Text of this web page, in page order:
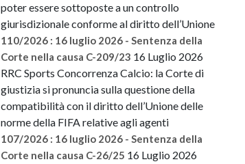
poter essere sottoposte a un controllo
giurisdizionale conforme al diritto dell’Unione
110/2026 : 16 luglio 2026 - Sentenza della
Corte nella causa C-209/23 16 Luglio 2026
RRC Sports Concorrenza Calcio: la Corte di
giustizia si pronuncia sulla questione della
compatibilità con il diritto dell’Unione delle
norme della FIFA relative agli agenti
107/2026 : 16 luglio 2026 - Sentenza della
Corte nella causa C-26/25 16 Luglio 2026